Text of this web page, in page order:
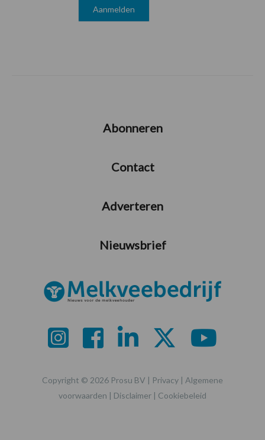
Abonneren
Contact
Adverteren
Nieuwsbrief
Copyright © 2026 Prosu BV | Privacy | Algemene
voorwaarden | Disclaimer | Cookiebeleid